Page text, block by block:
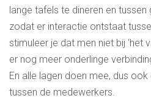
lange tafels te dineren en
zodat er interactie ontstaat
stimuleer je dat men niet bij ‘het
er nog meer onderlinge
En alle lagen doen mee, dus
tussen de medewerkers.